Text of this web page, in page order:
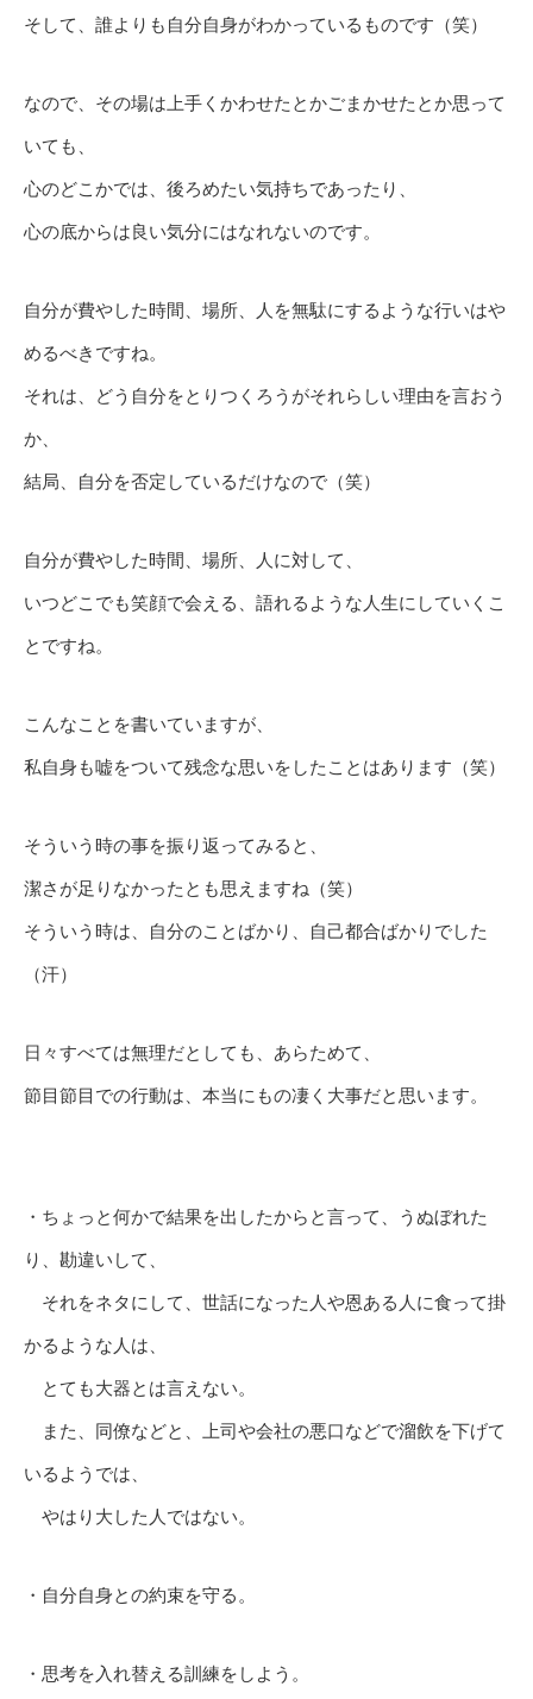
そして、誰よりも自分自身がわかっているものです（笑）
なので、その場は上手くかわせたとかごまかせたとか思って
いても、
心のどこかでは、後ろめたい気持ちであったり、
心の底からは良い気分にはなれないのです。
自分が費やした時間、場所、人を無駄にするような行いはや
めるべきですね。
それは、どう自分をとりつくろうがそれらしい理由を言おう
か、
結局、自分を否定しているだけなので（笑）
自分が費やした時間、場所、人に対して、
いつどこでも笑顔で会える、語れるような人生にしていくこ
とですね。
こんなことを書いていますが、
私自身も嘘をついて残念な思いをしたことはあります（笑）
そういう時の事を振り返ってみると、
潔さが足りなかったとも思えますね（笑）
そういう時は、自分のことばかり、自己都合ばかりでした
（汗）
日々すべては無理だとしても、あらためて、
節目節目での行動は、本当にもの凄く大事だと思います。
・ちょっと何かで結果を出したからと言って、うぬぼれた
り、勘違いして、
それをネタにして、世話になった人や恩ある人に食って掛
かるような人は、
とても大器とは言えない。
また、同僚などと、上司や会社の悪口などで溜飲を下げて
いるようでは、
やはり大した人ではない。
・自分自身との約束を守る。
・思考を入れ替える訓練をしよう。